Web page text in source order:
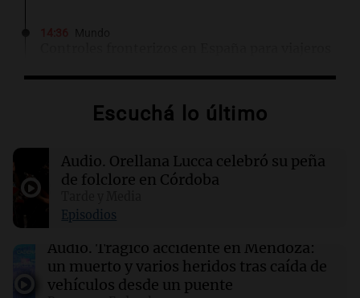
Una mañana para todos
Suquía y retiraron hasta 800 kilos de basura
por jornada
14:22 Una mañana para todos
Matías Pourrain sigue detenido: "Tres
hombres se lo llevaron para hacerle preguntas
y nunca regresó"
Escuchá lo último
Audio. Orellana Lucca celebró su peña
de folclore en Córdoba
Episodios
Audio. Trágico accidente en Mendoza:
un muerto y varios heridos tras caída de
vehículos desde un puente